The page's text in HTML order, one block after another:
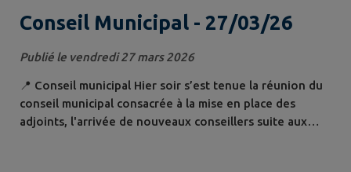
Conseil Municipal - 27/03/26
Publié le vendredi 27 mars 2026
📍 Conseil municipal Hier soir s’est tenue la réunion du
conseil municipal consacrée à la mise en place des
adjoints, l'arrivée de nouveaux conseillers suite aux